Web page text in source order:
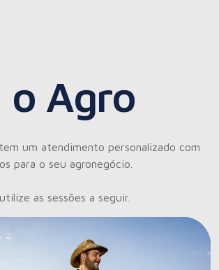
o Agro
um atendimento personalizado com
para o seu agronegócio.
as sessões a seguir.